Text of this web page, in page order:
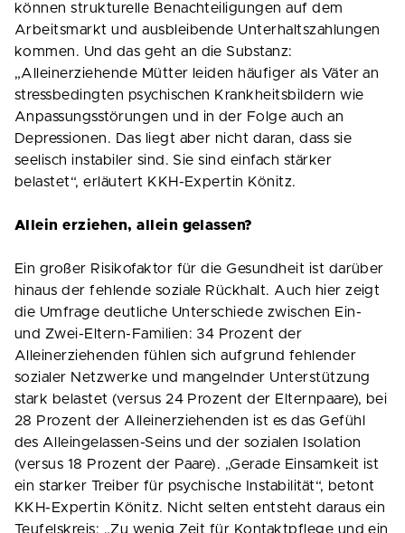
können strukturelle Benachteiligungen auf dem
Arbeitsmarkt und ausbleibende Unterhaltszahlungen
kommen. Und das geht an die Substanz:
„Alleinerziehende Mütter leiden häufiger als Väter an
stressbedingten psychischen Krankheitsbildern wie
Anpassungsstörungen und in der Folge auch an
Depressionen. Das liegt aber nicht daran, dass sie
seelisch instabiler sind. Sie sind einfach stärker
belastet“, erläutert KKH-Expertin Könitz.
Allein erziehen, allein gelassen?
Ein großer Risikofaktor für die Gesundheit ist darüber
hinaus der fehlende soziale Rückhalt. Auch hier zeigt
die Umfrage deutliche Unterschiede zwischen Ein-
und Zwei-Eltern-Familien: 34 Prozent der
Alleinerziehenden fühlen sich aufgrund fehlender
sozialer Netzwerke und mangelnder Unterstützung
stark belastet (versus 24 Prozent der Elternpaare), bei
28 Prozent der Alleinerziehenden ist es das Gefühl
des Alleingelassen-Seins und der sozialen Isolation
(versus 18 Prozent der Paare). „Gerade Einsamkeit ist
ein starker Treiber für psychische Instabilität“, betont
KKH-Expertin Könitz. Nicht selten entsteht daraus ein
Teufelskreis: „Zu wenig Zeit für Kontaktpflege und ein